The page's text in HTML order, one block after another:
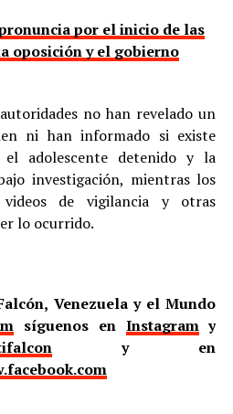
pronuncia por el inicio de las
oposición y el gobierno
no han revelado un
ni han informado si existe
adolescente detenido y la
investigación, mientras los
de vigilancia y otras
lo ocurrido.
Venezuela y el Mundo
síguenos en Instagramy
y en